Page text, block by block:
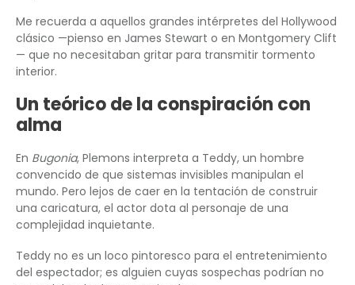
Me recuerda a aquellos grandes intérpretes del Hollywood
clásico —pienso en James Stewart o en Montgomery Clift
— que no necesitaban gritar para transmitir tormento
interior.
Un teórico de la conspiración con
alma
En Bugonia, Plemons interpreta a Teddy, un hombre
convencido de que sistemas invisibles manipulan el
mundo. Pero lejos de caer en la tentación de construir
una caricatura, el actor dota al personaje de una
complejidad inquietante.
Teddy no es un loco pintoresco para el entretenimiento
del espectador; es alguien cuyas sospechas podrían no